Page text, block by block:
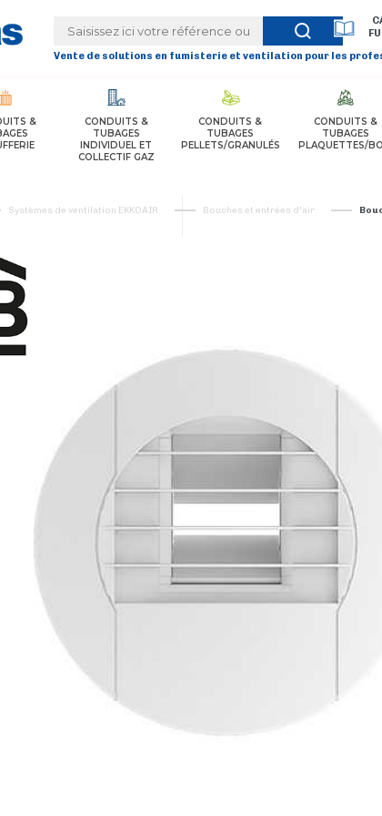
Vente de solutions en fumisterie et ventilation pour les
&
CONDUITS &
TUBAGES
INDIVIDUEL ET
COLLECTIF GAZ
CONDUITS &
TUBAGES
PELLETS/GRANULÉS
CONDUITS &
TUBAGES
PLAQUETTES/
Systèmes de ventilation EKKOAIR Bouches et entrées d'air